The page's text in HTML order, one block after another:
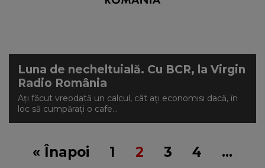
Luna de necheltuială. Cu BCR, la Virgin
Radio România
Ați făcut vreodată un calcul, cât ați economisi dacă, în
loc să cumpărați o cafe...
« Înapoi 1 2 3 4
…